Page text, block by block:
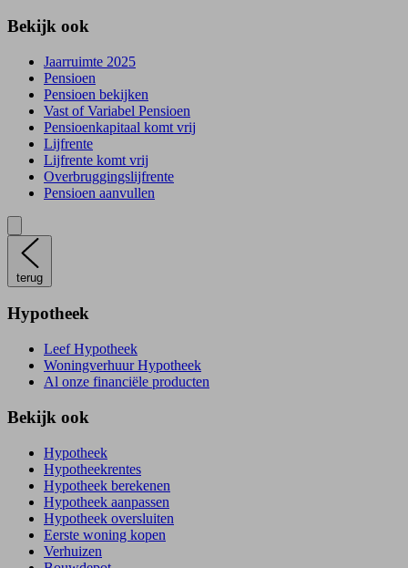
Bekijk ook
Jaarruimte 2025
Pensioen
Pensioen bekijken
Vast of Variabel Pensioen
Pensioenkapitaal komt vrij
Lijfrente
Lijfrente komt vrij
Overbruggingslijfrente
Pensioen aanvullen
terug
Hypotheek
Leef Hypotheek
Woningverhuur Hypotheek
Al onze financiële producten
Bekijk ook
Hypotheek
Hypotheekrentes
Hypotheek berekenen
Hypotheek aanpassen
Hypotheek oversluiten
Eerste woning kopen
Verhuizen